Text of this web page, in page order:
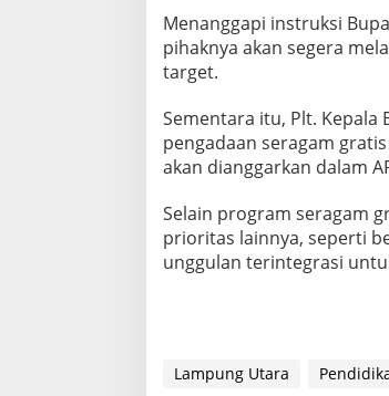
a
a
0
2
Menanggapi instruksi
pihaknya akan segera
target.
Sementara itu, Plt. Kepala
pengadaan seragam
akan dianggarkan dalam
Selain program seragam
prioritas lainnya, seperti
unggulan terintegrasi
Lampung Utara